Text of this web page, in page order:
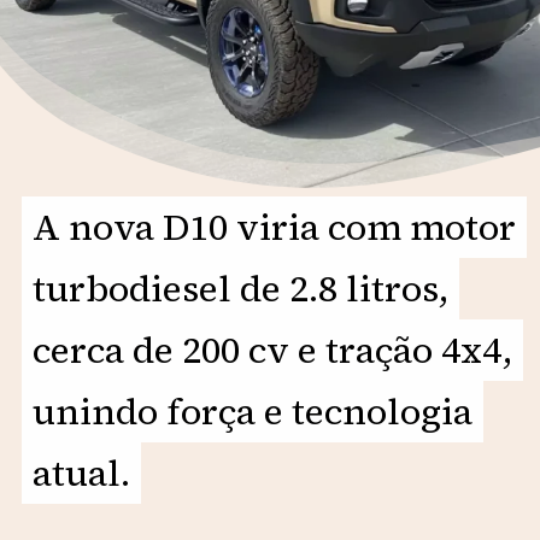
A nova D10 viria com motor
turbodiesel de 2.8 litros,
cerca de 200 cv e tração 4x4,
unindo força e tecnologia
atual.
A nova D10 viria com motor
turbodiesel de 2.8 litros,
cerca de 200 cv e tração 4x4,
unindo força e tecnologia
atual.